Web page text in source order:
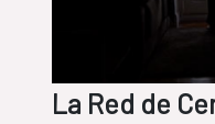
La Red de